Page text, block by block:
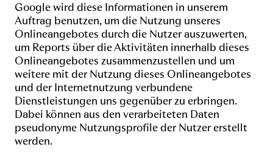
Google wird diese Informationen in unserem
Auftrag benutzen, um die Nutzung unseres
Onlineangebotes durch die Nutzer auszuwerten,
um Reports über die Aktivitäten innerhalb dieses
Onlineangebotes zusammenzustellen und um
weitere mit der Nutzung dieses Onlineangebotes
und der Internetnutzung verbundene
Dienstleistungen uns gegenüber zu erbringen.
Dabei können aus den verarbeiteten Daten
pseudonyme Nutzungsprofile der Nutzer erstellt
werden.